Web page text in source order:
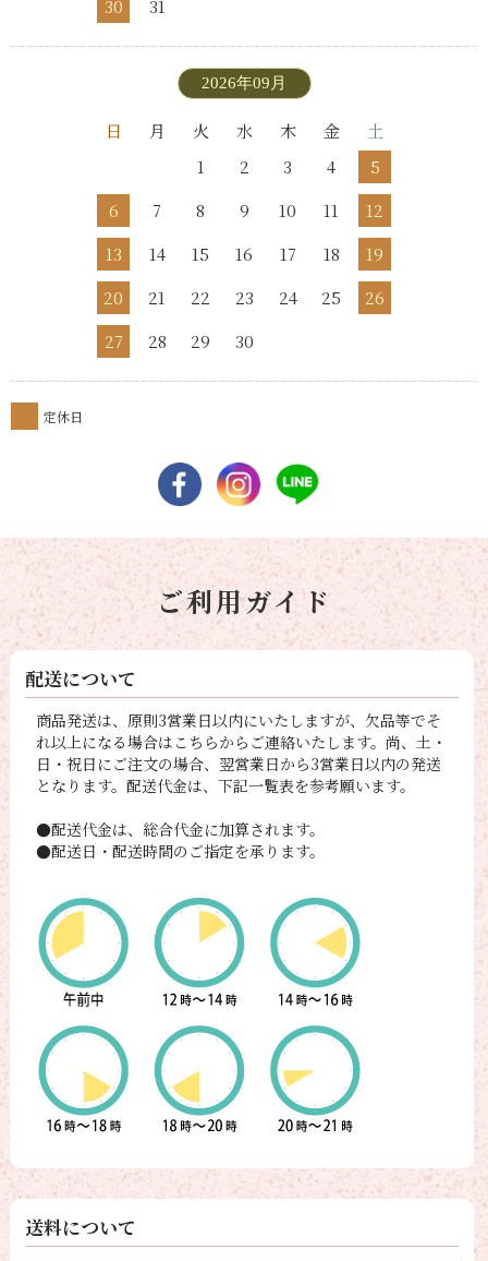
30 31
2026年09月
日 月 火 水 木 金
土
1
2 3 4
5
6
7 8 9 10 11
12
13
14 15 16 17 18
19
20
21 22 23 24 25
26
27
28 29 30
定休日
ご利用ガイド
配送について
商品発送は、原則3営業日以内にいたしますが、欠品等でそ
れ以上になる場合はこちらからご連絡いたします。尚、土・
日・祝日にご注文の場合、翌営業日から3営業日以内の発送
となります。配送代金は、下記一覧表を参考願います。
●配送代金は、総合代金に加算されます。
●配送日・配送時間のご指定を承ります。
送料について